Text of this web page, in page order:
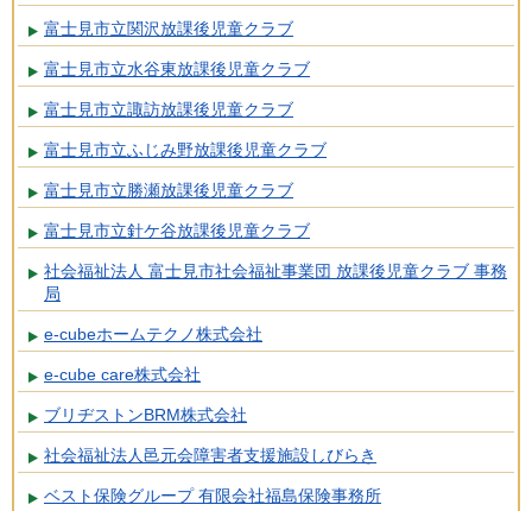
富士見市立関沢放課後児童クラブ
富士見市立水谷東放課後児童クラブ
富士見市立諏訪放課後児童クラブ
富士見市立ふじみ野放課後児童クラブ
富士見市立勝瀬放課後児童クラブ
富士見市立針ケ谷放課後児童クラブ
社会福祉法人 富士見市社会福祉事業団 放課後児童クラブ 事務
局
e-cubeホームテクノ株式会社
e-cube care株式会社
ブリヂストンBRM株式会社
社会福祉法人邑元会障害者支援施設しびらき
ベスト保険グループ 有限会社福島保険事務所